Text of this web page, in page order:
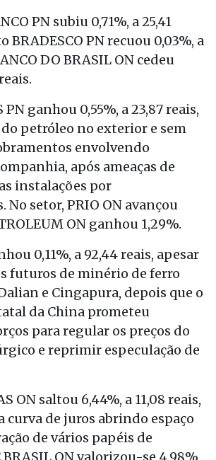
PN subiu 0,71%, a 25,41
BRADESCO PN recuou 0,03%, a
DO BRASIL ON cedeu
PN ganhou 0,55%, a 23,87 reais,
petróleo no exterior e sem
envolvendo
após ameaças de
instalações por
setor, PRIO ON avançou
ON ganhou 1,29%.
0,11%, a 92,44 reais, apesar
futuros de minério de ferro
e Cingapura, depois que o
da China prometeu
para regular os preços do
e reprimir especulação de
ON saltou 6,44%, a 11,08 reais,
curva de juros abrindo espaço
de vários papéis de